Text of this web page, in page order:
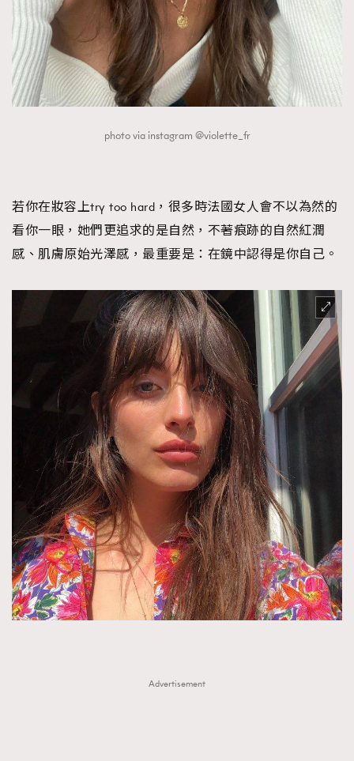
photo via instagram @violette_fr
若你在妝容上try too hard，很多時法國女人會不以為然的
看你一眼，她們更追求的是自然，不著痕跡的自然紅潤
感、肌膚原始光澤感，最重要是：在鏡中認得是你自己。
Advertisement